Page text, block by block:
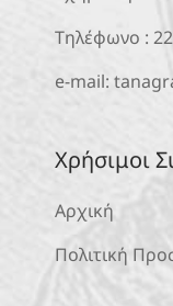
Τηλέφωνο :
e-mail:
Χρήσιμοι
Αρχική
Πολιτική